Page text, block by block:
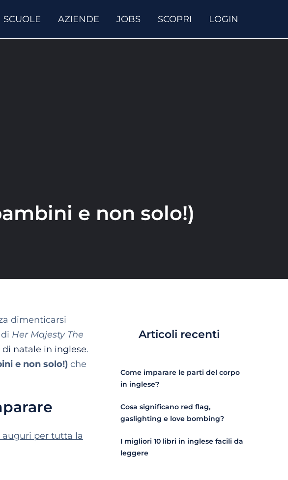
SCUOLE AZIENDE JOBS SCOPRI LOGIN
e non solo!)
dimenticarsi
Her Majesty The
natale in inglese.
e non solo!) che
per tutta la
Articoli recenti
Come imparare le parti del corpo
in inglese?
Cosa significano red flag,
gaslighting e love bombing?
I migliori 10 libri in inglese facili da
leggere